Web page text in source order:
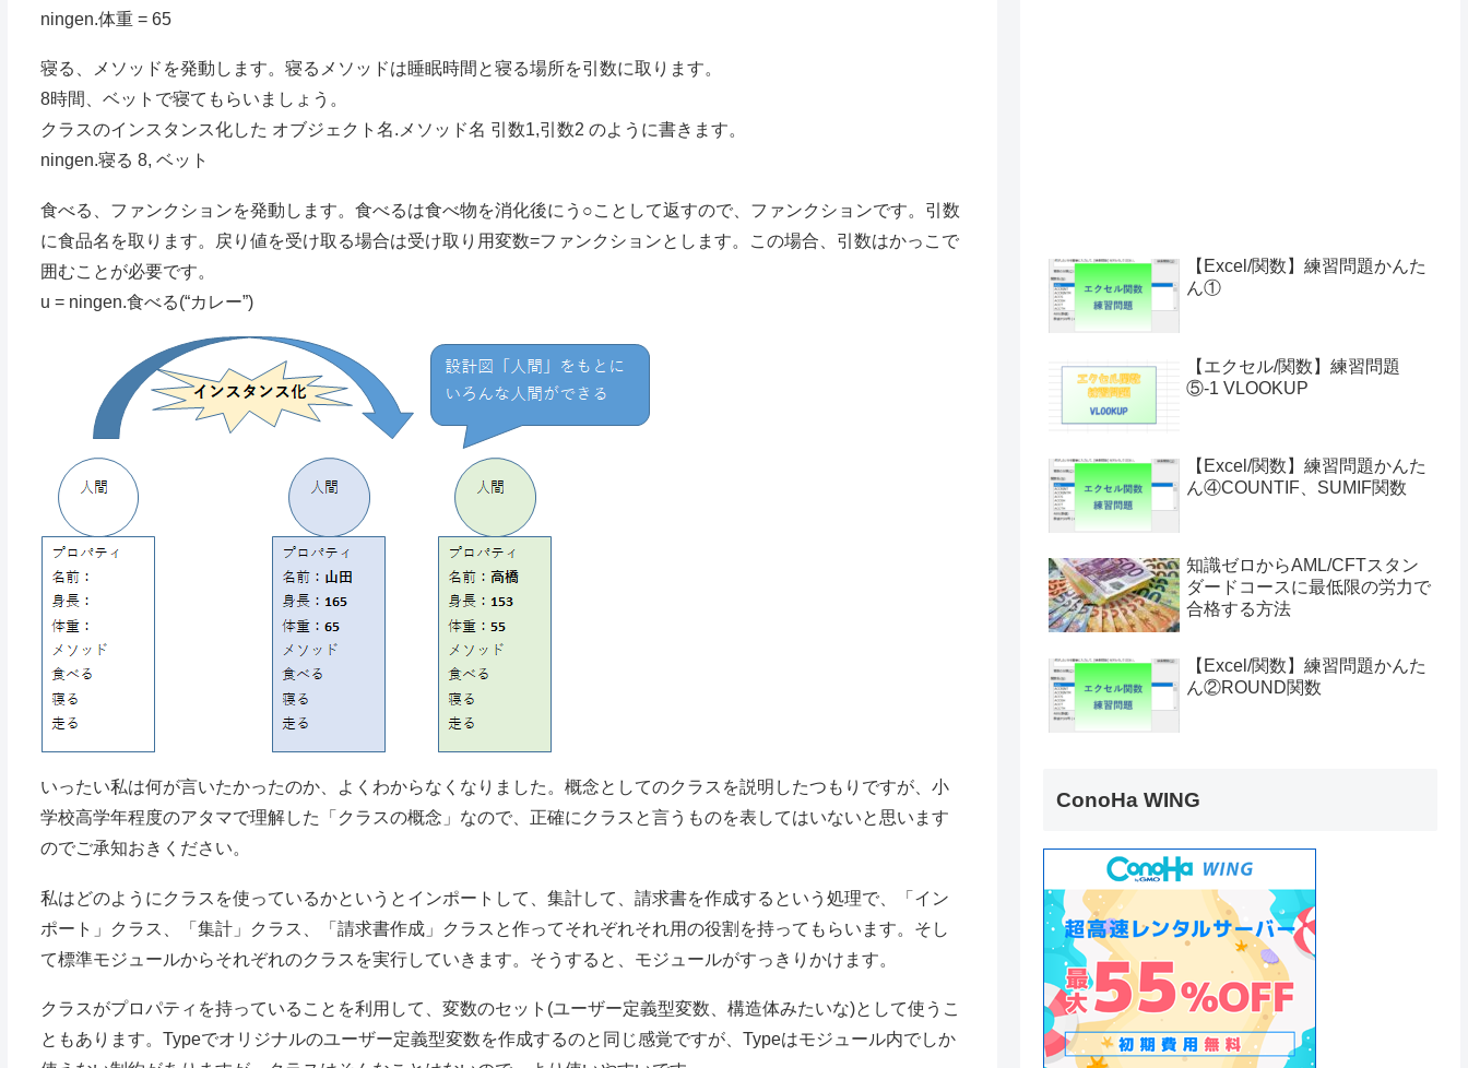
ningen.体重 = 65
寝る、メソッドを発動します。寝るメソッドは睡眠時間と寝る場所を引数に取ります。
8時間、ベットで寝てもらいましょう。
クラスのインスタンス化した オブジェクト名.メソッド名 引数1,引数2 のように書きます。
ningen.寝る 8, ベット
食べる、ファンクションを発動します。食べるは食べ物を消化後にう○ことして返すので、ファンクションです。引数
に食品名を取ります。戻り値を受け取る場合は受け取り用変数=ファンクションとします。この場合、引数はかっこで
囲むことが必要です。
u = ningen.食べる(“カレー”)
いったい私は何が言いたかったのか、よくわからなくなりました。概念としてのクラスを説明したつもりですが、小
学校高学年程度のアタマで理解した「クラスの概念」なので、正確にクラスと言うものを表してはいないと思います
のでご承知おきください。
私はどのようにクラスを使っているかというとインポートして、集計して、請求書を作成するという処理で、「イン
ポート」クラス、「集計」クラス、「請求書作成」クラスと作ってそれぞれそれ用の役割を持ってもらいます。そし
て標準モジュールからそれぞれのクラスを実行していきます。そうすると、モジュールがすっきりかけます。
クラスがプロパティを持っていることを利用して、変数のセット(ユーザー定義型変数、構造体みたいな)として使うこ
ともあります。Typeでオリジナルのユーザー定義型変数を作成するのと同じ感覚ですが、Typeはモジュール内でしか
【Excel/関数】練習問題かんた
ん①
【エクセル/関数】練習問題
⑤-1 VLOOKUP
【Excel/関数】練習問題かんた
ん④COUNTIF、SUMIF関数
知識ゼロからAML/CFTスタン
ダードコースに最低限の労力で
合格する方法
【Excel/関数】練習問題かんた
ん②ROUND関数
ConoHa WING